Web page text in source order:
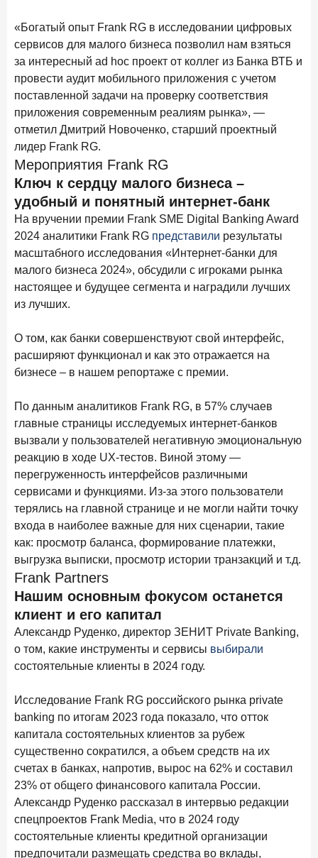
Premium Banking в 2025 году: портрет клиента, тренды
и стратегии банков
Главные «болевые точки» бизнеса при открытии
26 января 2026 года ИССЛЕДОВАНИЕ
Ипотека. Итоги декабря 2025 года
15 января 2026 года
По итогам декабря 2025 года объем выдач кредитов
составил 1 326,5 млрд руб.
Цифра дня
Средняя ставка по ипотеке в России
8,95 +1,48 п.п.
год к году
Frank Data. Ипотека Поделиться
29 декабря 2025 года
25 декабря 2025 года ИССЛЕДОВАНИЕ
Ипотека. Итоги ноября 2025 года
24 декабря 2025 года
Страховщики, УК, брокер-маркетплейсы: как новые
игроки меняют рынок инвестиций
19 декабря 2025 года ИССЛЕДОВАНИЕ
В эпоху дуополии маркетплейсов селлеры ищут
новые финансовые решения
18 декабря 2025 года
Ипотека 2025–2026: стресс‑тест высокими ставками и
прогнозы на восстановление
8 декабря 2025 года ИССЛЕДОВАНИЕ
По итогам ноября 2025 года объем выдач кредитов
составил 1 027 млрд руб.
Эмоции, эксклюзив и вовлечение: новая формула
банковской лояльности
Почему опытные инвесторы в России чувствуют себя
начинающими?
25 ноября 2025 года ИССЛЕДОВАНИЕ
Клиент стал партнером: как трансформируется рынок
инвестиций
«Богатый опыт Frank RG в исследовании цифровых
сервисов для малого бизнеса позволил нам взяться
за интересный ad hoc проект от коллег из Банка ВТБ и
провести аудит мобильного приложения с учетом
поставленной задачи на проверку соответствия
приложения современным реалиям рынка», —
отметил Дмитрий Новоченко, старший проектный
лидер Frank RG.
Мероприятия Frank RG
Ключ к сердцу малого бизнеса –
удобный и понятный интернет-банк
На вручении премии Frank SME Digital Banking Award
2024 аналитики Frank RG представили результаты
масштабного исследования «Интернет-банки для
малого бизнеса 2024», обсудили с игроками рынка
настоящее и будущее сегмента и наградили лучших
из лучших.
О том, как банки совершенствуют свой интерфейс,
расширяют функционал и как это отражается на
бизнесе – в нашем репортаже с премии.
По данным аналитиков Frank RG, в 57% случаев
главные страницы исследуемых интернет-банков
вызвали у пользователей негативную эмоциональную
реакцию в ходе UX-тестов. Виной этому —
перегруженность интерфейсов различными
сервисами и функциями. Из-за этого пользователи
терялись на главной странице и не могли найти точку
входа в наиболее важные для них сценарии, такие
как: просмотр баланса, формирование платежки,
выгрузка выписки, просмотр истории транзакций и т.д.
Frank Partners
Нашим основным фокусом останется
клиент и его капитал
Александр Руденко, директор ЗЕНИТ Private Banking,
о том, какие инструменты и сервисы выбирали
состоятельные клиенты в 2024 году.
Исследование Frank RG российского рынка private
banking по итогам 2023 года показало, что отток
капитала состоятельных клиентов за рубеж
существенно сократился, а объем средств на их
счетах в банках, напротив, вырос на 62% и составил
23% от общего финансового капитала России.
Александр Руденко рассказал в интервью редакции
спецпроектов Frank Media, что в 2024 году
состоятельные клиенты кредитной организации
предпочитали размещать средства во вклады,